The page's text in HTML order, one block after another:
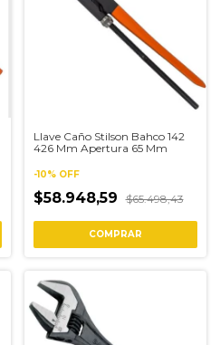
Llave Caño Stilson Bahco 142
426 Mm Apertura 65 Mm
-10% OFF
$58.948,59 $65.498,43